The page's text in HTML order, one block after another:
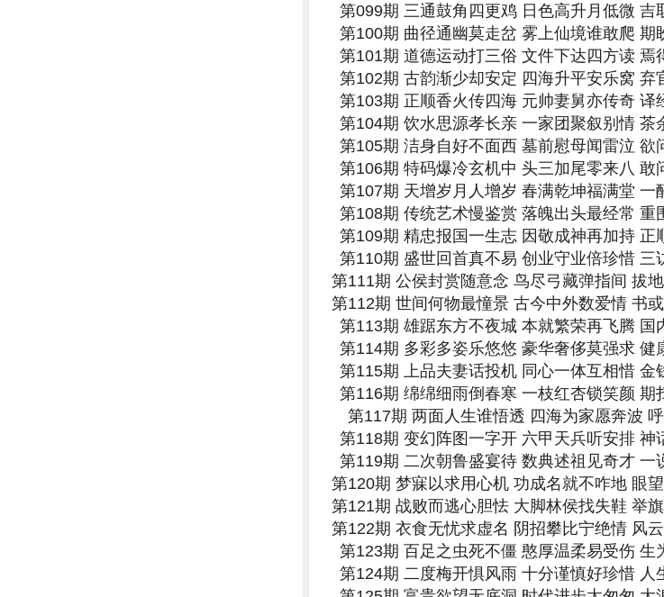
第099期 三通鼓角四更鸡 日色高升月低微 吉
第100期 曲径通幽莫走岔 雾上仙境谁敢爬 期
第101期 道德运动打三俗 文件下达四方读 焉
第102期 古韵渐少却安定 四海升平安乐窝 弃
第103期 正顺香火传四海 元帅妻舅亦传奇 译
第104期 饮水思源孝长亲 一家团聚叙别情 茶
第105期 洁身自好不面西 墓前慰母闻雷泣 欲
第106期 特码爆冷玄机中 头三加尾零来八 敢
第107期 天增岁月人增岁 春满乾坤福满堂 一
第108期 传统艺术慢鉴赏 落魄出头最经常 重
第109期 精忠报国一生志 因敬成神再加持 正
第110期 盛世回首真不易 创业守业倍珍惜 三
第111期 公侯封赏随意念 鸟尽弓藏弹指间 拔
第112期 世间何物最憧景 古今中外数爱情 书
第113期 雄踞东方不夜城 本就繁荣再飞腾 国
第114期 多彩多姿乐悠悠 豪华奢侈莫强求 健
第115期 上品夫妻话投机 同心一体互相惜 金
第116期 绵绵细雨倒春寒 一枝红杏锁笑颜 期
第117期 两面人生谁悟透 四海为家愿奔波
第118期 变幻阵图一字开 六甲天兵听安排 神
第119期 二次朝鲁盛宴待 数典述祖见奇才 一
第120期 梦寐以求用心机 功成名就不咋地 眼
第121期 战败而逃心胆怯 大脚林侯找失鞋 举
第122期 衣食无忧求虚名 阴招攀比宁绝情 风
第123期 百足之虫死不僵 憨厚温柔易受伤 生
第124期 二度梅开惧风雨 十分谨慎好珍惜 人